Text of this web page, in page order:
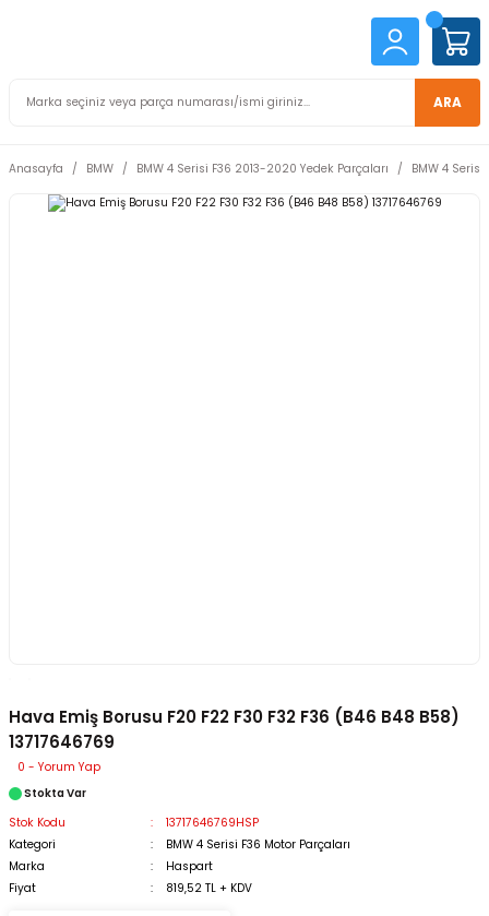
ARA
Anasayfa BMW BMW 4 Serisi F36 2013-2020 Yedek Parçaları BMW 4 Serisi
Hava Emiş Borusu F20 F22 F30 F32 F36 (B46 B48 B58)
13717646769
0 - Yorum Yap
Stokta Var
Stok Kodu
13717646769HSP
Kategori
BMW 4 Serisi F36 Motor Parçaları
Marka
Haspart
Fiyat
819,52 TL + KDV